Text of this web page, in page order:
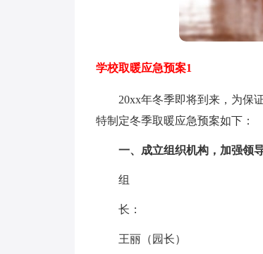
学校取暖应急预案1
20xx年冬季即将到来，为保证
特制定冬季取暖应急预案如下：
一、成立组织机构，加强领导
组
长：
王丽（园长）